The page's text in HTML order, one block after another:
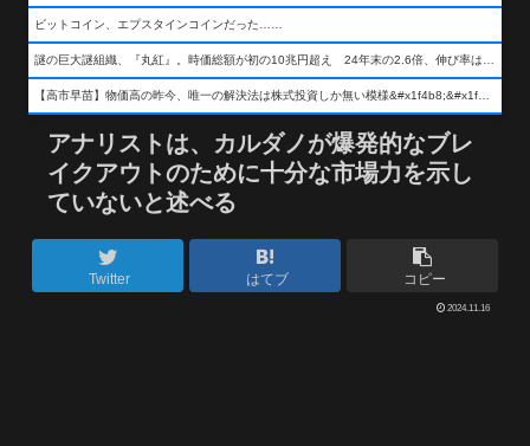
ビットコイン、エプスタインコインだった……
謎の巨大謎組織、『丸紅』。時価総額が初の10兆円超え 24年末の2.6倍、伸び率は謎組織首位
【高市早苗】物価高の昨今、唯一の解決法は株式投資しか無い模様&#x1f4b8;&#x1f4b8;&#x1f4b8;
アナリストは、カルダノが爆発的なブレ
イクアウトのために十分な市場力を示し
ていないと述べる
Twitter はてブ コピー
2024.11.16